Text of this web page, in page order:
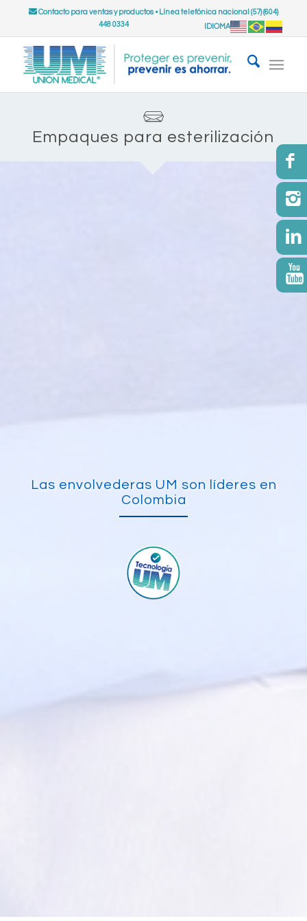
Contacto para ventas y productos• Línea telefónica nacional (57) (604)
448 0334
IDIOMA
Empaques para esterilización
Las envolvederas UM son líderes en
Colombia